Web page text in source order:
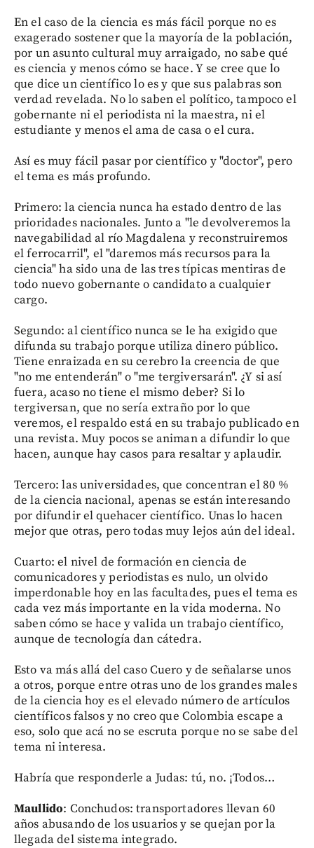
En el caso de la ciencia es más fácil porque no es
exagerado sostener que la mayoría de la población,
por un asunto cultural muy arraigado, no sabe qué
es ciencia y menos cómo se hace. Y se cree que lo
que dice un científico lo es y que sus palabras son
verdad revelada. No lo saben el político, tampoco el
gobernante ni el periodista ni la maestra, ni el
estudiante y menos el ama de casa o el cura.
Así es muy fácil pasar por científico y "doctor", pero
el tema es más profundo.
Primero: la ciencia nunca ha estado dentro de las
prioridades nacionales. Junto a "le devolveremos la
navegabilidad al río Magdalena y reconstruiremos
el ferrocarril", el "daremos más recursos para la
ciencia" ha sido una de las tres típicas mentiras de
todo nuevo gobernante o candidato a cualquier
cargo.
Segundo: al científico nunca se le ha exigido que
difunda su trabajo porque utiliza dinero público.
Tiene enraizada en su cerebro la creencia de que
"no me entenderán" o "me tergiversarán". ¿Y si así
fuera, acaso no tiene el mismo deber? Si lo
tergiversan, que no sería extraño por lo que
veremos, el respaldo está en su trabajo publicado en
una revista. Muy pocos se animan a difundir lo que
hacen, aunque hay casos para resaltar y aplaudir.
Tercero: las universidades, que concentran el 80 %
de la ciencia nacional, apenas se están interesando
por difundir el quehacer científico. Unas lo hacen
mejor que otras, pero todas muy lejos aún del ideal.
Cuarto: el nivel de formación en ciencia de
comunicadores y periodistas es nulo, un olvido
imperdonable hoy en las facultades, pues el tema es
cada vez más importante en la vida moderna. No
saben cómo se hace y valida un trabajo científico,
aunque de tecnología dan cátedra.
Esto va más allá del caso Cuero y de señalarse unos
a otros, porque entre otras uno de los grandes males
de la ciencia hoy es el elevado número de artículos
científicos falsos y no creo que Colombia escape a
eso, solo que acá no se escruta porque no se sabe del
tema ni interesa.
Habría que responderle a Judas: tú, no. ¡Todos…
Maullido: Conchudos: transportadores llevan 60
años abusando de los usuarios y se quejan por la
llegada del sistema integrado.